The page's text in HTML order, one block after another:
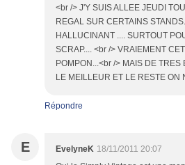
<br /> J'Y SUIS ALLEE JEUDI
REGAL SUR CERTAINS
HALLUCINANT .... SURTOUT
SCRAP.... <br /> VRAIEMENT
POMPON...<br /> MAIS DE
LE MEILLEUR ET LE RESTE ON
Répondre
E EvelyneK 18/11/2011 20:07